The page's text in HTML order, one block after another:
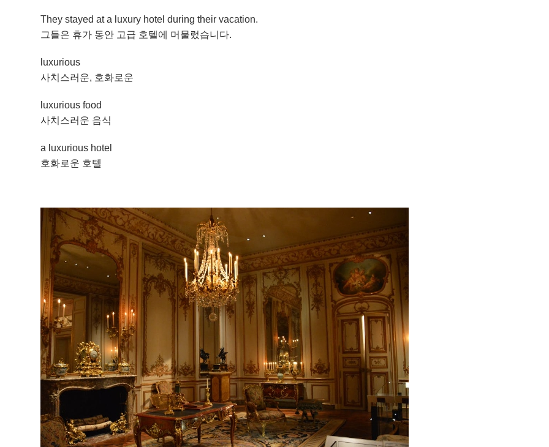
They stayed at a luxury hotel during their vacation.
그들은 휴가 동안 고급 호텔에 머물렀습니다.
luxurious
사치스러운, 호화로운
luxurious food
사치스러운 음식
a luxurious hotel
호화로운 호텔